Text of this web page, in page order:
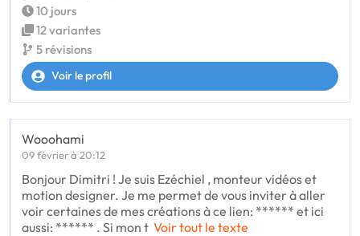
10 jours
12 variantes
5 révisions
Voir le profil
Wooohami
09 février à 20:12
Bonjour Dimitri ! Je suis Ezéchiel , monteur vidéos et
motion designer. Je me permet de vous inviter à aller
voir certaines de mes créations à ce lien: ****** et ici
aussi: ****** . Si mon t Voir tout le texte